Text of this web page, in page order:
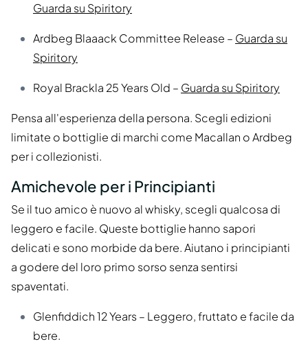
Guarda su Spiritory
Ardbeg Blaaack Committee Release – Guarda su
Spiritory
Royal Brackla 25 Years Old – Guarda su Spiritory
Pensa all'esperienza della persona. Scegli edizioni
limitate o bottiglie di marchi come Macallan o Ardbeg
per i collezionisti.
Amichevole per i Principianti
Se il tuo amico è nuovo al whisky, scegli qualcosa di
leggero e facile. Queste bottiglie hanno sapori
delicati e sono morbide da bere. Aiutano i principianti
a godere del loro primo sorso senza sentirsi
spaventati.
Glenfiddich 12 Years – Leggero, fruttato e facile da
bere.